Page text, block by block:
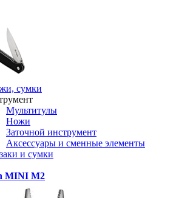
сумки
Мультитулы
Ножи
Заточной инструмент
Аксессуары и сменные элементы
и сумки
MINI M2